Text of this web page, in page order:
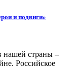
и подвиги»
нашей страны –
Российское